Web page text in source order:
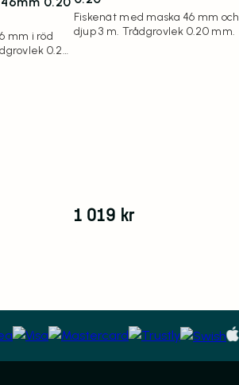
mm i röd
0.20
Fiskenät med maska 46 mm och
djup 3 m. Trådgrovlek 0.20 mm.
1 019 kr